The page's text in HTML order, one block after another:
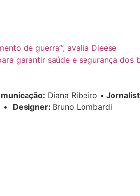
de guerra’”, avalia Dieese
garantir saúde e segurança dos
Diana Ribeiro •
• Designer: Bruno Lombardi